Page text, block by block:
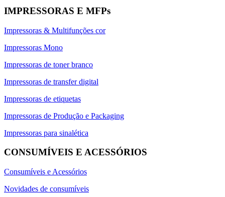
IMPRESSORAS E MFPs
Impressoras & Multifunções cor
Impressoras Mono
Impressoras de toner branco
Impressoras de transfer digital
Impressoras de etiquetas
Impressoras de Produção e Packaging
Impressoras para sinalética
CONSUMÍVEIS E ACESSÓRIOS
Consumíveis e Acessórios
Novidades de consumíveis